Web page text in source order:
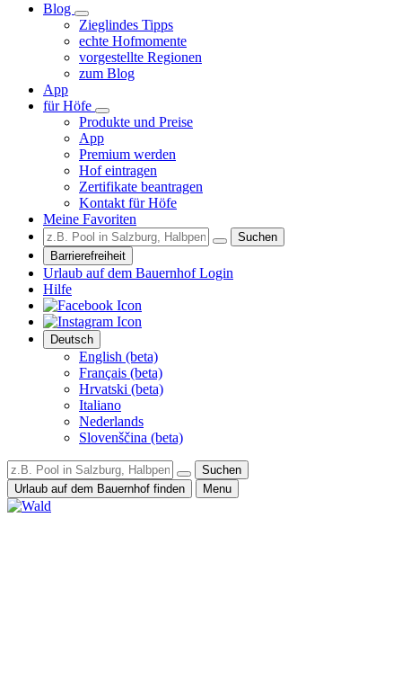
Blog
Zieglindes Tipps
echte Hofmomente
vorgestellte Regionen
zum Blog
App
für Höfe
Produkte und Preise
App
Premium werden
Hof eintragen
Zertifikate beantragen
Kontakt für Höfe
Meine Favoriten
Suchen
Barrierefreiheit
Urlaub auf dem Bauernhof Login
Hilfe
Deutsch
English (beta)
Français (beta)
Hrvatski (beta)
Italiano
Nederlands
Slovenščina (beta)
Suchen
Urlaub auf dem Bauernhof finden
Menu